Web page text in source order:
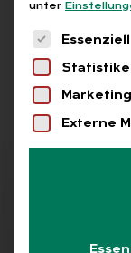
Alle
Alle
Artikel
unter
Es folgtEssenziell
Marketing
Externe